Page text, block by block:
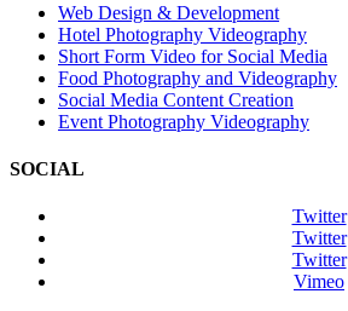
Web Design & Development
Hotel Photography Videography
Short Form Video for Social Media
Food Photography and Videography
Social Media Content Creation
Event Photography Videography
SOCIAL
Twitter
Twitter
Twitter
Vimeo